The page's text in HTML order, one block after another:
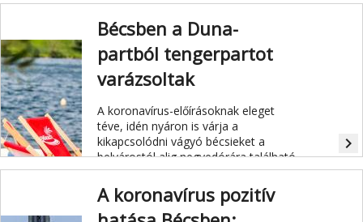
Bécsben a Duna-
partból tengerpartot
varázsoltak
A koronavírus-előírásoknak eleget
téve, idén nyáron is várja a
kikapcsolódni vágyó bécsieket a
belvárostól alig negyedórára található
Duna-szigeten elterülő, homokos
tengerpartot idéző CopaBeach.
navigate_next
A koronavírus pozitív